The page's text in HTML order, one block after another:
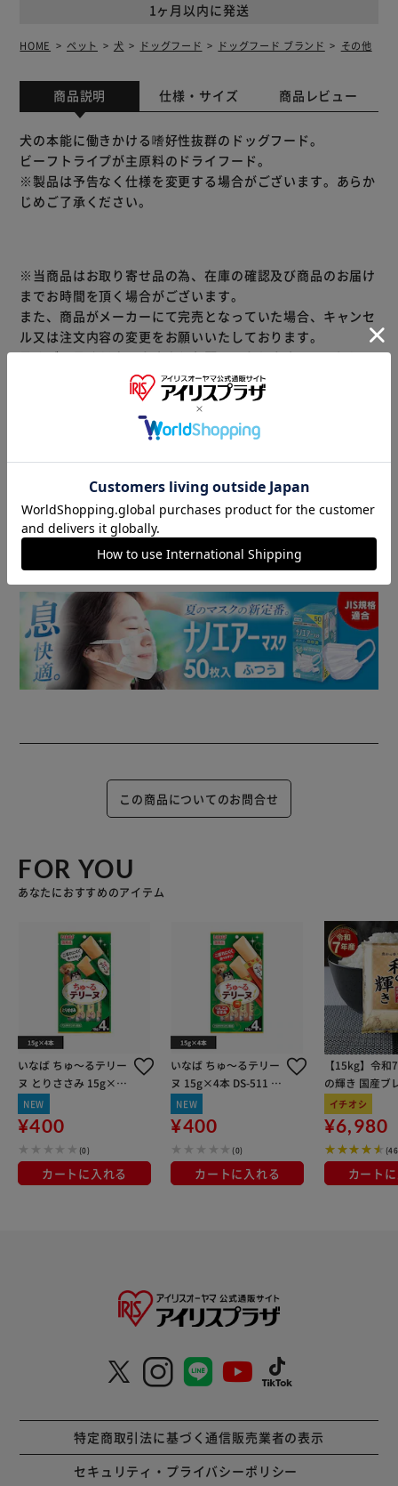
1ヶ月以内に発送
HOME ペット 犬 ドッグフード ドッグフード ブランド その他
商品説明 仕様・サイズ 商品レビュー
犬の本能に働きかける嗜好性抜群のドッグフード。
ビーフトライプが主原料のドライフード。
※製品は予告なく仕様を変更する場合がございます。あらか
じめご了承ください。
※当商品はお取り寄せ品の為、在庫の確認及び商品のお届け
までお時間を頂く場合がございます。
また、商品がメーカーにて完売となっていた場合、キャンセ
ル又は注文内容の変更をお願いいたしております。
予めご了承くださいますようお願いいたします。■こちらの
商品はアイリスプラザがセレクトしたオススメ商品です。
この商品についてのお問合せ
FOR YOU
あなたにおすすめのアイテム
いなば ちゅ～るテリー
ヌ とりささみ 15g×4
本 DS-474 とりささみ
味
NEW
¥400
(0)
カートに入れる
いなば ちゅ～るテリー
ヌ 15g×4本 DS-511 り
んご＆ささみ味
NEW
¥400
(0)
カートに入れる
【15kg】令和
の輝き 国産ブ
kg×3袋
イチオシ
¥6,980
カート
特定商取引法に基づく通信販売業者の表示
セキュリティ・プライバシーポリシー